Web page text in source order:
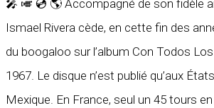
🎤 🎺 💿 🌎 Accompagné de son fidèle
Ismael Rivera cède, en cette fin des
du boogaloo sur l’album Con Todos
1967. Le disque n’est publié qu’aux
Mexique. En France, seul un 45 tours